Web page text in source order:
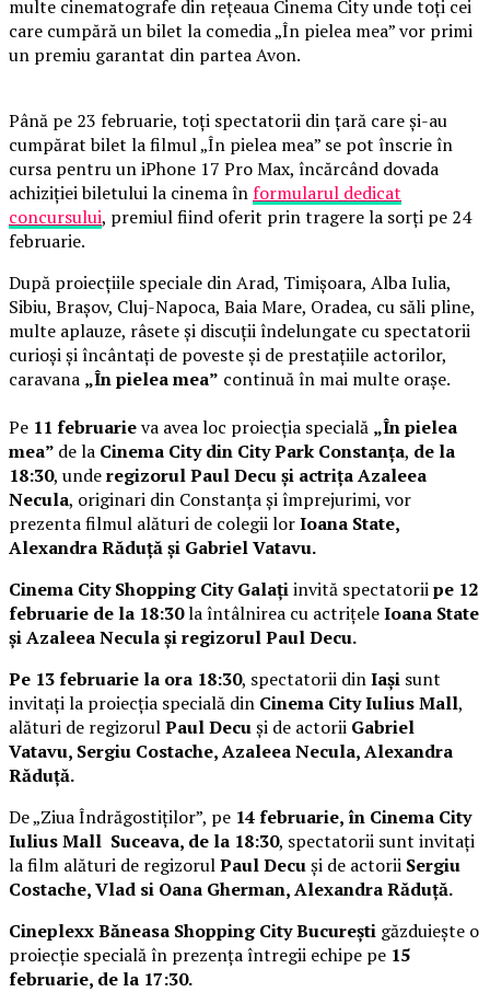
multe cinematografe din rețeaua Cinema City unde toți cei
care cumpără un bilet la comedia „În pielea mea” vor primi
un premiu garantat din partea Avon.
Până pe 23 februarie, toți spectatorii din țară care și-au
cumpărat bilet la filmul „În pielea mea” se pot înscrie în
cursa pentru un iPhone 17 Pro Max, încărcând dovada
achiziției biletului la cinema înformularul dedicat
concursului, premiul fiind oferit prin tragere la sorți pe 24
februarie.
După proiecțiile speciale din Arad, Timișoara, Alba Iulia,
Sibiu, Brașov, Cluj-Napoca, Baia Mare, Oradea, cu săli pline,
multe aplauze, râsete și discuții îndelungate cu spectatorii
curioși și încântați de poveste și de prestațiile actorilor,
caravana „În pielea mea” continuă în mai multe orașe.
Pe 11 februarieva avea loc proiecția specială „În pielea
mea” de la Cinema City din City Park Constanța, de la
18:30, underegizorul Paul Decu și actrița Azaleea
Necula, originari din Constanța și împrejurimi, vor
prezenta filmul alături de colegii lorIoana State,
Alexandra Răduță și Gabriel Vatavu.
Cinema City Shopping City Galațiinvită spectatoriipe 12
februarie de la 18:30la întâlnirea cu actrițeleIoana State
și Azaleea Necula și regizorul Paul Decu.
Pe 13 februarie la ora 18:30, spectatorii dinIași sunt
invitați la proiecția specială din Cinema City Iulius Mall,
alături de regizorulPaul Decuși de actorii Gabriel
Vatavu, Sergiu Costache, Azaleea Necula, Alexandra
Răduță.
De „Ziua Îndrăgostiților”, pe 14 februarie, în Cinema City
Iulius Mall Suceava, de la 18:30, spectatorii sunt invitați
la film alături de regizorulPaul Decuși de actorii Sergiu
Costache, Vlad si Oana Gherman, Alexandra Răduță.
Cineplexx Băneasa Shopping City București găzduiește o
proiecție specială în prezența întregii echipe pe 15
februarie, de la 17:30.